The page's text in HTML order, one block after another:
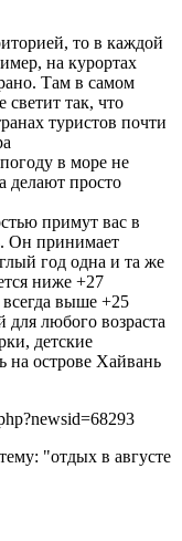
то в каждой
на курортах
Там в самом
светит так, что
туристов почти
в море не
делают просто
примут вас в
Он принимает
год одна и та же
ниже +27
всегда выше +25
для любого возраста
детские
на острове Хайвань
"отдых в августе